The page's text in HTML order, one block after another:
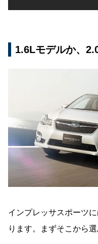
1.6Lモデルか、
インプレッサスポーツ
ります。まずそこから